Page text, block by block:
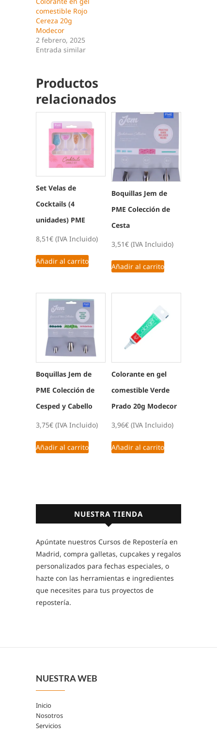
comestible Rojo
Cereza 20g
Modecor
2 febrero, 2025
Entrada similar
Productos
relacionados
Set Velas de
Cocktails (4
unidades) PME
8,51€ (IVA Incluido)
Añadir al carrito
Boquillas Jem de
PME Colección de
Cesta
3,51€ (IVA Incluido)
Añadir al carrito
Boquillas Jem de
PME Colección de
Cesped y Cabello
3,75€ (IVA Incluido)
Añadir al carrito
Colorante en gel
comestible Verde
Prado 20g Modecor
3,96€ (IVA Incluido)
Añadir al carrito
NUESTRA TIENDA
Apúntate nuestros Cursos de Repostería en
Madrid, compra galletas, cupcakes y regalos
personalizados para fechas especiales, o
hazte con las herramientas e ingredientes
que necesites para tus proyectos de
repostería.
NUESTRA WEB
Inicio
Nosotros
Servicios